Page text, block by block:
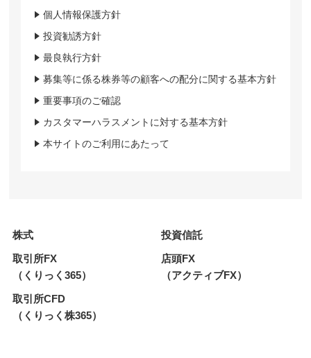
個人情報保護方針
投資勧誘方針
最良執行方針
募集等に係る株券等の顧客への配分に関する基本方針
重要事項のご確認
カスタマーハラスメントに対する基本方針
本サイトのご利用にあたって
株式
投資信託
取引所FX
（くりっく365）
店頭FX
（アクティブFX）
取引所CFD
（くりっく株365）